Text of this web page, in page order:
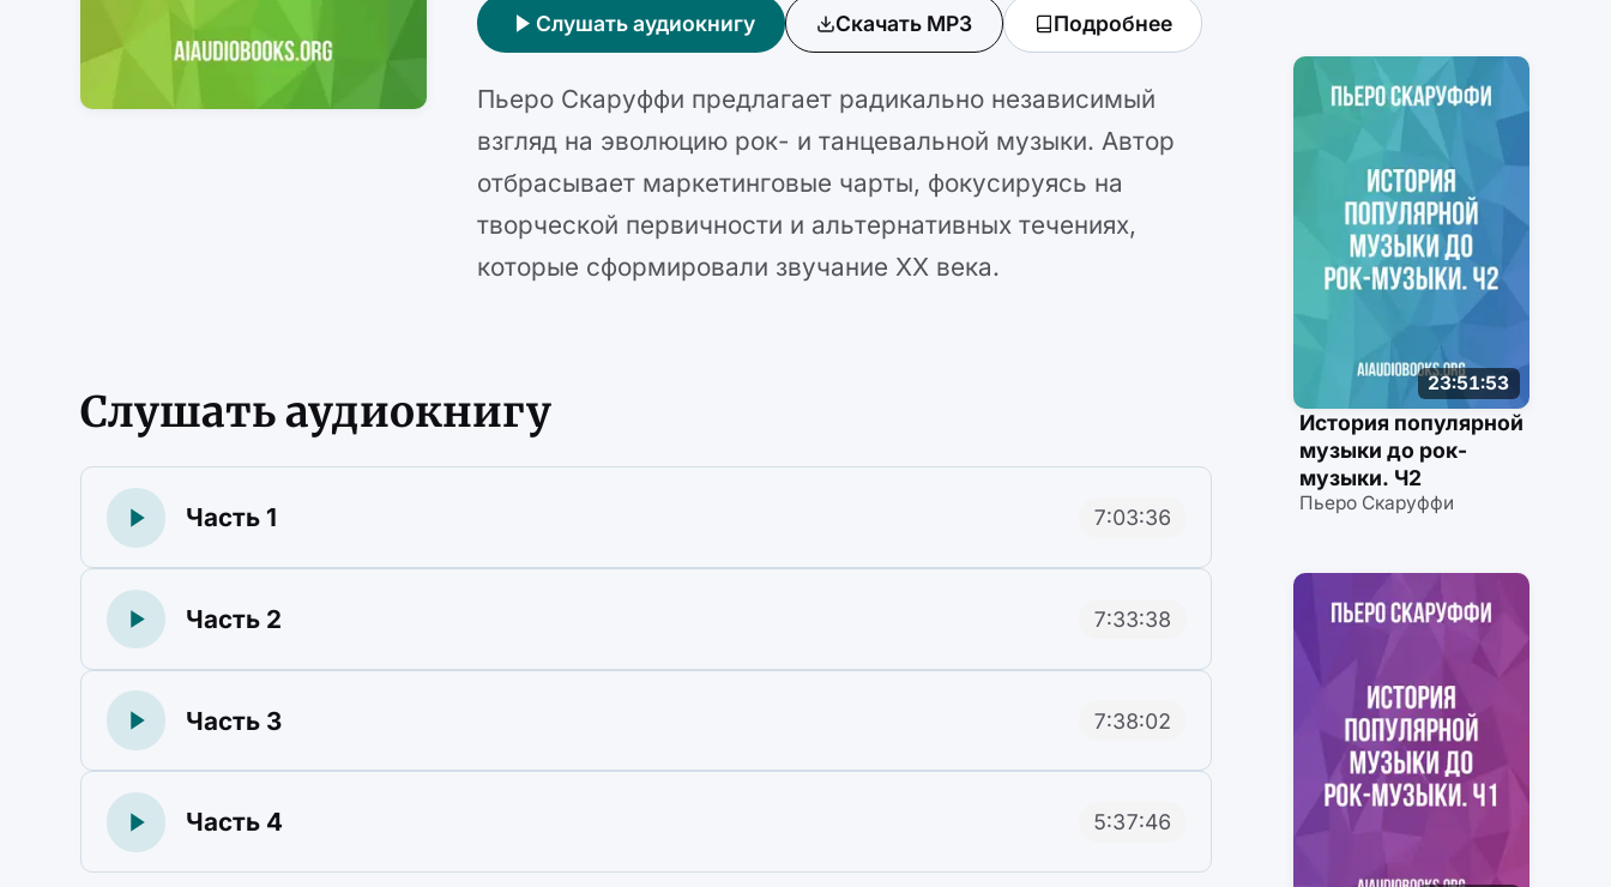
Слушать аудиокнигу Скачать MP3 Подробнее
Пьеро Скаруффи предлагает радикально независимый
взгляд на эволюцию рок- и танцевальной музыки. Автор
отбрасывает маркетинговые чарты, фокусируясь на
творческой первичности и альтернативных течениях,
которые сформировали звучание XX века.
Слушать аудиокнигу
Часть 1 7:03:36
Часть 2 7:33:38
Часть 3 7:38:02
Часть 4 5:37:46
23:51:53
История популярной
музыки до рок-
музыки. Ч2
Пьеро Скаруффи